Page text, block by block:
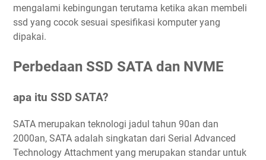
mengalami kebingungan terutama ketika akan membeli
ssd yang cocok sesuai spesifikasi komputer yang
dipakai.
Perbedaan SSD SATA dan NVME
apa itu SSD SATA?
SATA merupakan teknologi jadul tahun 90an dan
2000an, SATA adalah singkatan dari Serial Advanced
Technology Attachment yang merupakan standar untuk